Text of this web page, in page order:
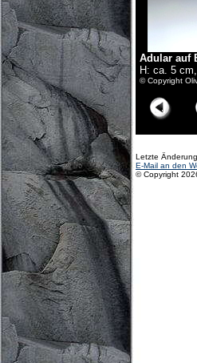
Adular auf
H: ca. 5
© Copyright
Letzte
E-Mail an den
© Copyright